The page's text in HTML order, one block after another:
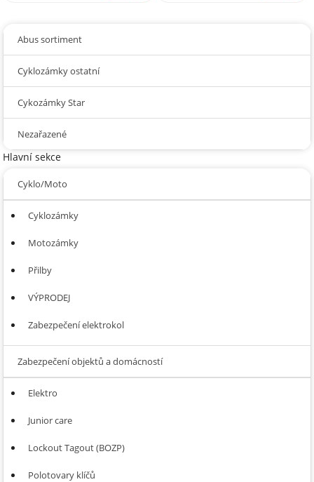
Abus sortiment
Cyklozámky ostatní
Cykozámky Star
Nezařazené
Hlavní sekce
Cyklo/Moto
Cyklozámky
Motozámky
Přilby
VÝPRODEJ
Zabezpečení elektrokol
Zabezpečení objektů a domácností
Elektro
Junior care
Lockout Tagout (BOZP)
Polotovary klíčů